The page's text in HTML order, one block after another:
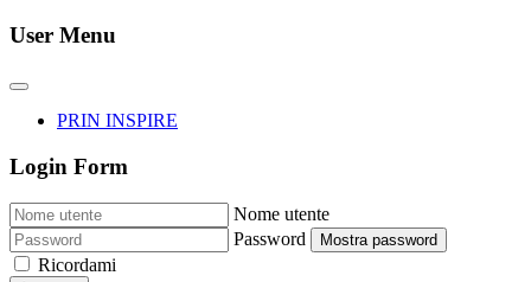
User Menu
PRIN INSPIRE
Login Form
Nome utente
Password
Mostra password
Ricordami